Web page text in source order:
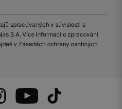
spracúvaných v súvislosti s
S.A. Více informací o zpracování
v Zásadách ochrany osobných